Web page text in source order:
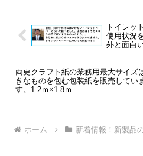
トイレッ
使用状況
外と面白
両更クラフト紙の業務用最大サイズ
きなものを包む包装紙を販売してい
す。1.2ｍ×1.8ｍ
ホーム 新着情報！新製品